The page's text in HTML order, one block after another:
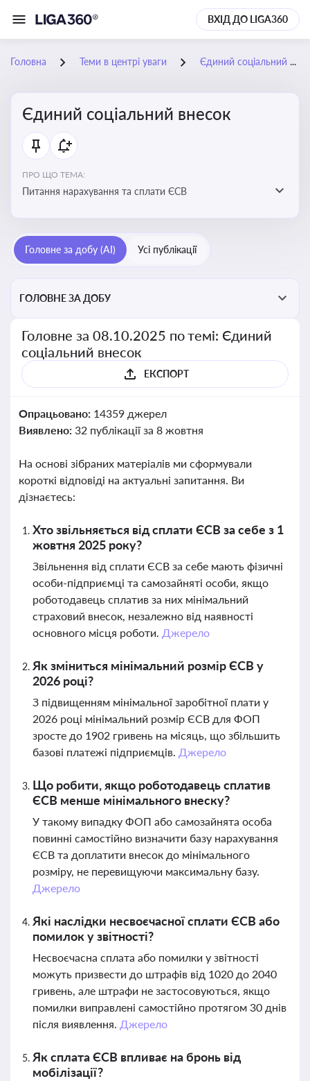
ВХІД ДО LIGA360
Головна Теми в центрі уваги Єдиний соціальний внесок
Єдиний соціальний внесок
ПРО ЩО ТЕМА:
Питання нарахування та сплати ЄСВ
Головне за добу (AI) Усі публікації
ГОЛОВНЕ ЗА ДОБУ
Головне за 08.10.2025 по темі: Єдиний
соціальний внесок
ЕКСПОРТ
Опрацьовано: 14359 джерел
Виявлено: 32 публікації за 8 жовтня
На основі зібраних матеріалів ми сформували
короткі відповіді на актуальні запитання. Ви
дізнаєтесь:
Хто звільняється від сплати ЄСВ за себе з 1
жовтня 2025 року?
Звільнення від сплати ЄСВ за себе мають фізичні
особи-підприємці та самозайняті особи, якщо
роботодавець сплатив за них мінімальний
страховий внесок, незалежно від наявності
основного місця роботи. Джерело
Як зміниться мінімальний розмір ЄСВ у
2026 році?
З підвищенням мінімальної заробітної плати у
2026 році мінімальний розмір ЄСВ для ФОП
зросте до 1902 гривень на місяць, що збільшить
базові платежі підприємців. Джерело
Що робити, якщо роботодавець сплатив
ЄСВ менше мінімального внеску?
У такому випадку ФОП або самозайнята особа
повинні самостійно визначити базу нарахування
ЄСВ та доплатити внесок до мінімального
розміру, не перевищуючи максимальну базу.
Джерело
Які наслідки несвоєчасної сплати ЄСВ або
помилок у звітності?
Несвоєчасна сплата або помилки у звітності
можуть призвести до штрафів від 1020 до 2040
гривень, але штрафи не застосовуються, якщо
помилки виправлені самостійно протягом 30 днів
після виявлення. Джерело
Як сплата ЄСВ впливає на бронь від
мобілізації?